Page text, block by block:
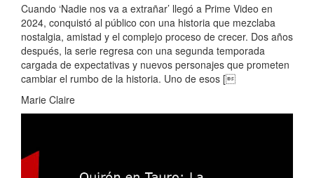
Cuando ‘Nadie nos va a extrañar’ llegó a Prime Video en
2024, conquistó al público con una historia que mezclaba
nostalgia, amistad y el complejo proceso de crecer. Dos años
después, la serie regresa con una segunda temporada
cargada de expectativas y nuevos personajes que prometen
cambiar el rumbo de la historia. Uno de esos [
Marie Claire